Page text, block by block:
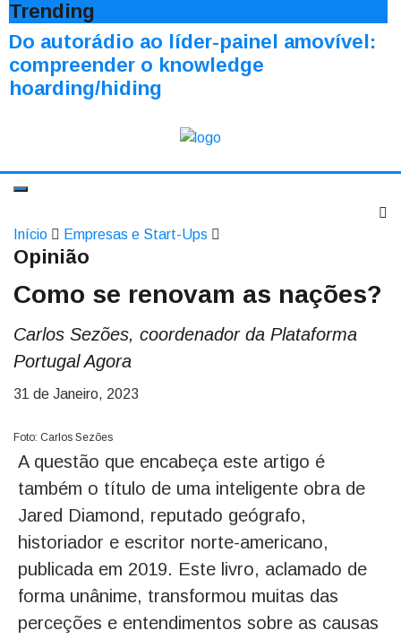
Trending
Do autorádio ao líder-painel amovível:
compreender o knowledge
hoarding/hiding
Início Empresas e Start-Ups
Opinião
Como se renovam as nações?
Carlos Sezões, coordenador da Plataforma
Portugal Agora
31 de Janeiro, 2023
Foto: Carlos Sezões
A questão que encabeça este artigo é
também o título de uma inteligente obra de
Jared Diamond, reputado geógrafo,
historiador e escritor norte-americano,
publicada em 2019. Este livro, aclamado de
forma unânime, transformou muitas das
perceções e entendimentos sobre as causas